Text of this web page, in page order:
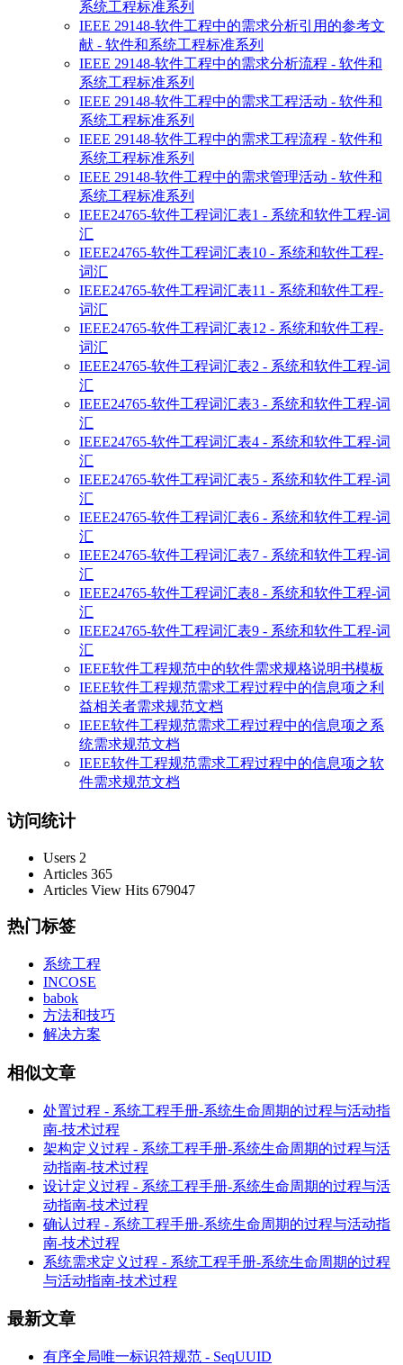
系统工程标准系列
IEEE 29148-软件工程中的需求分析引用的参考文
献 - 软件和系统工程标准系列
IEEE 29148-软件工程中的需求分析流程 - 软件和
系统工程标准系列
IEEE 29148-软件工程中的需求工程活动 - 软件和
系统工程标准系列
IEEE 29148-软件工程中的需求工程流程 - 软件和
系统工程标准系列
IEEE 29148-软件工程中的需求管理活动 - 软件和
系统工程标准系列
IEEE24765-软件工程词汇表1 - 系统和软件工程-词
汇
IEEE24765-软件工程词汇表10 - 系统和软件工程-
词汇
IEEE24765-软件工程词汇表11 - 系统和软件工程-
词汇
IEEE24765-软件工程词汇表12 - 系统和软件工程-
词汇
IEEE24765-软件工程词汇表2 - 系统和软件工程-词
汇
IEEE24765-软件工程词汇表3 - 系统和软件工程-词
汇
IEEE24765-软件工程词汇表4 - 系统和软件工程-词
汇
IEEE24765-软件工程词汇表5 - 系统和软件工程-词
汇
IEEE24765-软件工程词汇表6 - 系统和软件工程-词
汇
IEEE24765-软件工程词汇表7 - 系统和软件工程-词
汇
IEEE24765-软件工程词汇表8 - 系统和软件工程-词
汇
IEEE24765-软件工程词汇表9 - 系统和软件工程-词
汇
IEEE软件工程规范中的软件需求规格说明书模板
IEEE软件工程规范需求工程过程中的信息项之利
益相关者需求规范文档
IEEE软件工程规范需求工程过程中的信息项之系
统需求规范文档
IEEE软件工程规范需求工程过程中的信息项之软
件需求规范文档
访问统计
Users 2
Articles 365
Articles View Hits 679047
热门标签
系统工程
INCOSE
babok
方法和技巧
解决方案
相似文章
处置过程 - 系统工程手册-系统生命周期的过程与活动指
南-技术过程
架构定义过程 - 系统工程手册-系统生命周期的过程与活
动指南-技术过程
设计定义过程 - 系统工程手册-系统生命周期的过程与活
动指南-技术过程
确认过程 - 系统工程手册-系统生命周期的过程与活动指
南-技术过程
系统需求定义过程 - 系统工程手册-系统生命周期的过程
与活动指南-技术过程
最新文章
有序全局唯一标识符规范 - SeqUUID